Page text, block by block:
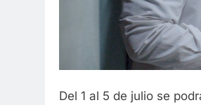
Del 1 al 5 de julio se